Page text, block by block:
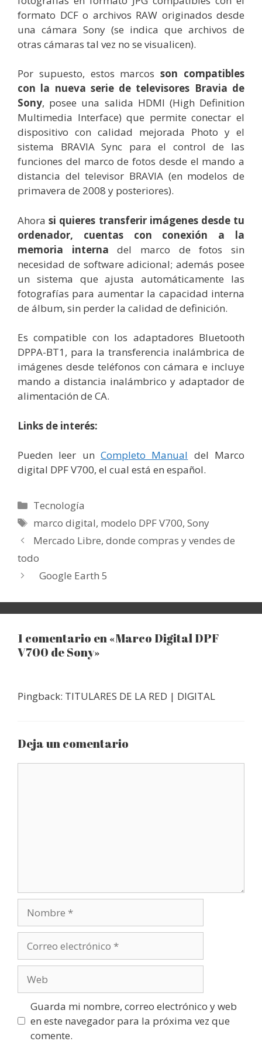
formato DCF o archivos RAW originados desde
una cámara Sony (se indica que archivos de
otras cámaras tal vez no se visualicen).
Por supuesto, estos marcosson compatibles
con la nueva serie de televisores Bravia de
Sony, posee una salida HDMI (High Definition
Multimedia Interface) que permite conectar el
dispositivo con calidad mejorada Photo y el
sistema BRAVIA Sync para el control de las
funciones del marco de fotos desde el mando a
distancia del televisor BRAVIA (en modelos de
primavera de 2008 y posteriores).
Ahorasi quieres transferir imágenes desde tu
ordenador, cuentas con conexión a la
memoria interna del marco de fotos sin
necesidad de software adicional; además posee
un sistema que ajusta automáticamente las
fotografías para aumentar la capacidad interna
de álbum, sin perder la calidad de definición.
Es compatible con los adaptadores Bluetooth
DPPA-BT1, para la transferencia inalámbrica de
imágenes desde teléfonos con cámara e incluye
mando a distancia inalámbrico y adaptador de
alimentación de CA.
Links de interés:
Pueden leer un Completo Manual del Marco
digital DPF V700, el cual está en español.
Categorías
Tecnología
Etiquetas
marco digital, modelo DPF V700,Sony
Mercado Libre, donde compras y vendes de
todo
Google Earth 5
1 comentario en «Marco Digital DPF
V700 de Sony»
Pingback: TITULARES DE LA RED | DIGITAL
Deja un comentario
electrónico
Guarda mi nombre, correo electrónico y web
en este navegador para la próxima vez que
comente.